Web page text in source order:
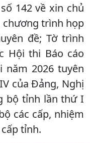
142 về xin chủ
trình họp
đề; Tờ trình
Hội thi Báo cáo
năm 2026 tuyên
của Đảng, Nghị
bộ tỉnh lần thứ I
các cấp, nhiệm
tỉnh.